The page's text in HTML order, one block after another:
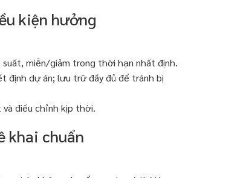
kiện hưởng
miễn/giảm trong thời hạn nhất định.
định dự án; lưu trữ đầy đủ để tránh bị
điều chỉnh kịp thời.
khai chuẩn